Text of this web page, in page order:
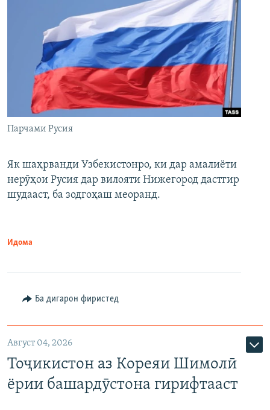
Парчами Русия
Як шаҳрванди Узбекистонро, ки дар амалиёти
нерӯҳои Русия дар вилояти Нижегород дастгир
шудааст, ба зодгоҳаш меоранд.
Идома
Ба дигарон фиристед
Август 04, 2026
Тоҷикистон аз Кореяи Шимолӣ
ёрии башардӯстона гирифтааст